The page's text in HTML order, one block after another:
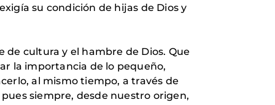
su condición de hijas de Dios y
cultura y el hambre de Dios. Que
la importancia de lo pequeño,
al mismo tiempo, a través de
siempre, desde nuestro origen,